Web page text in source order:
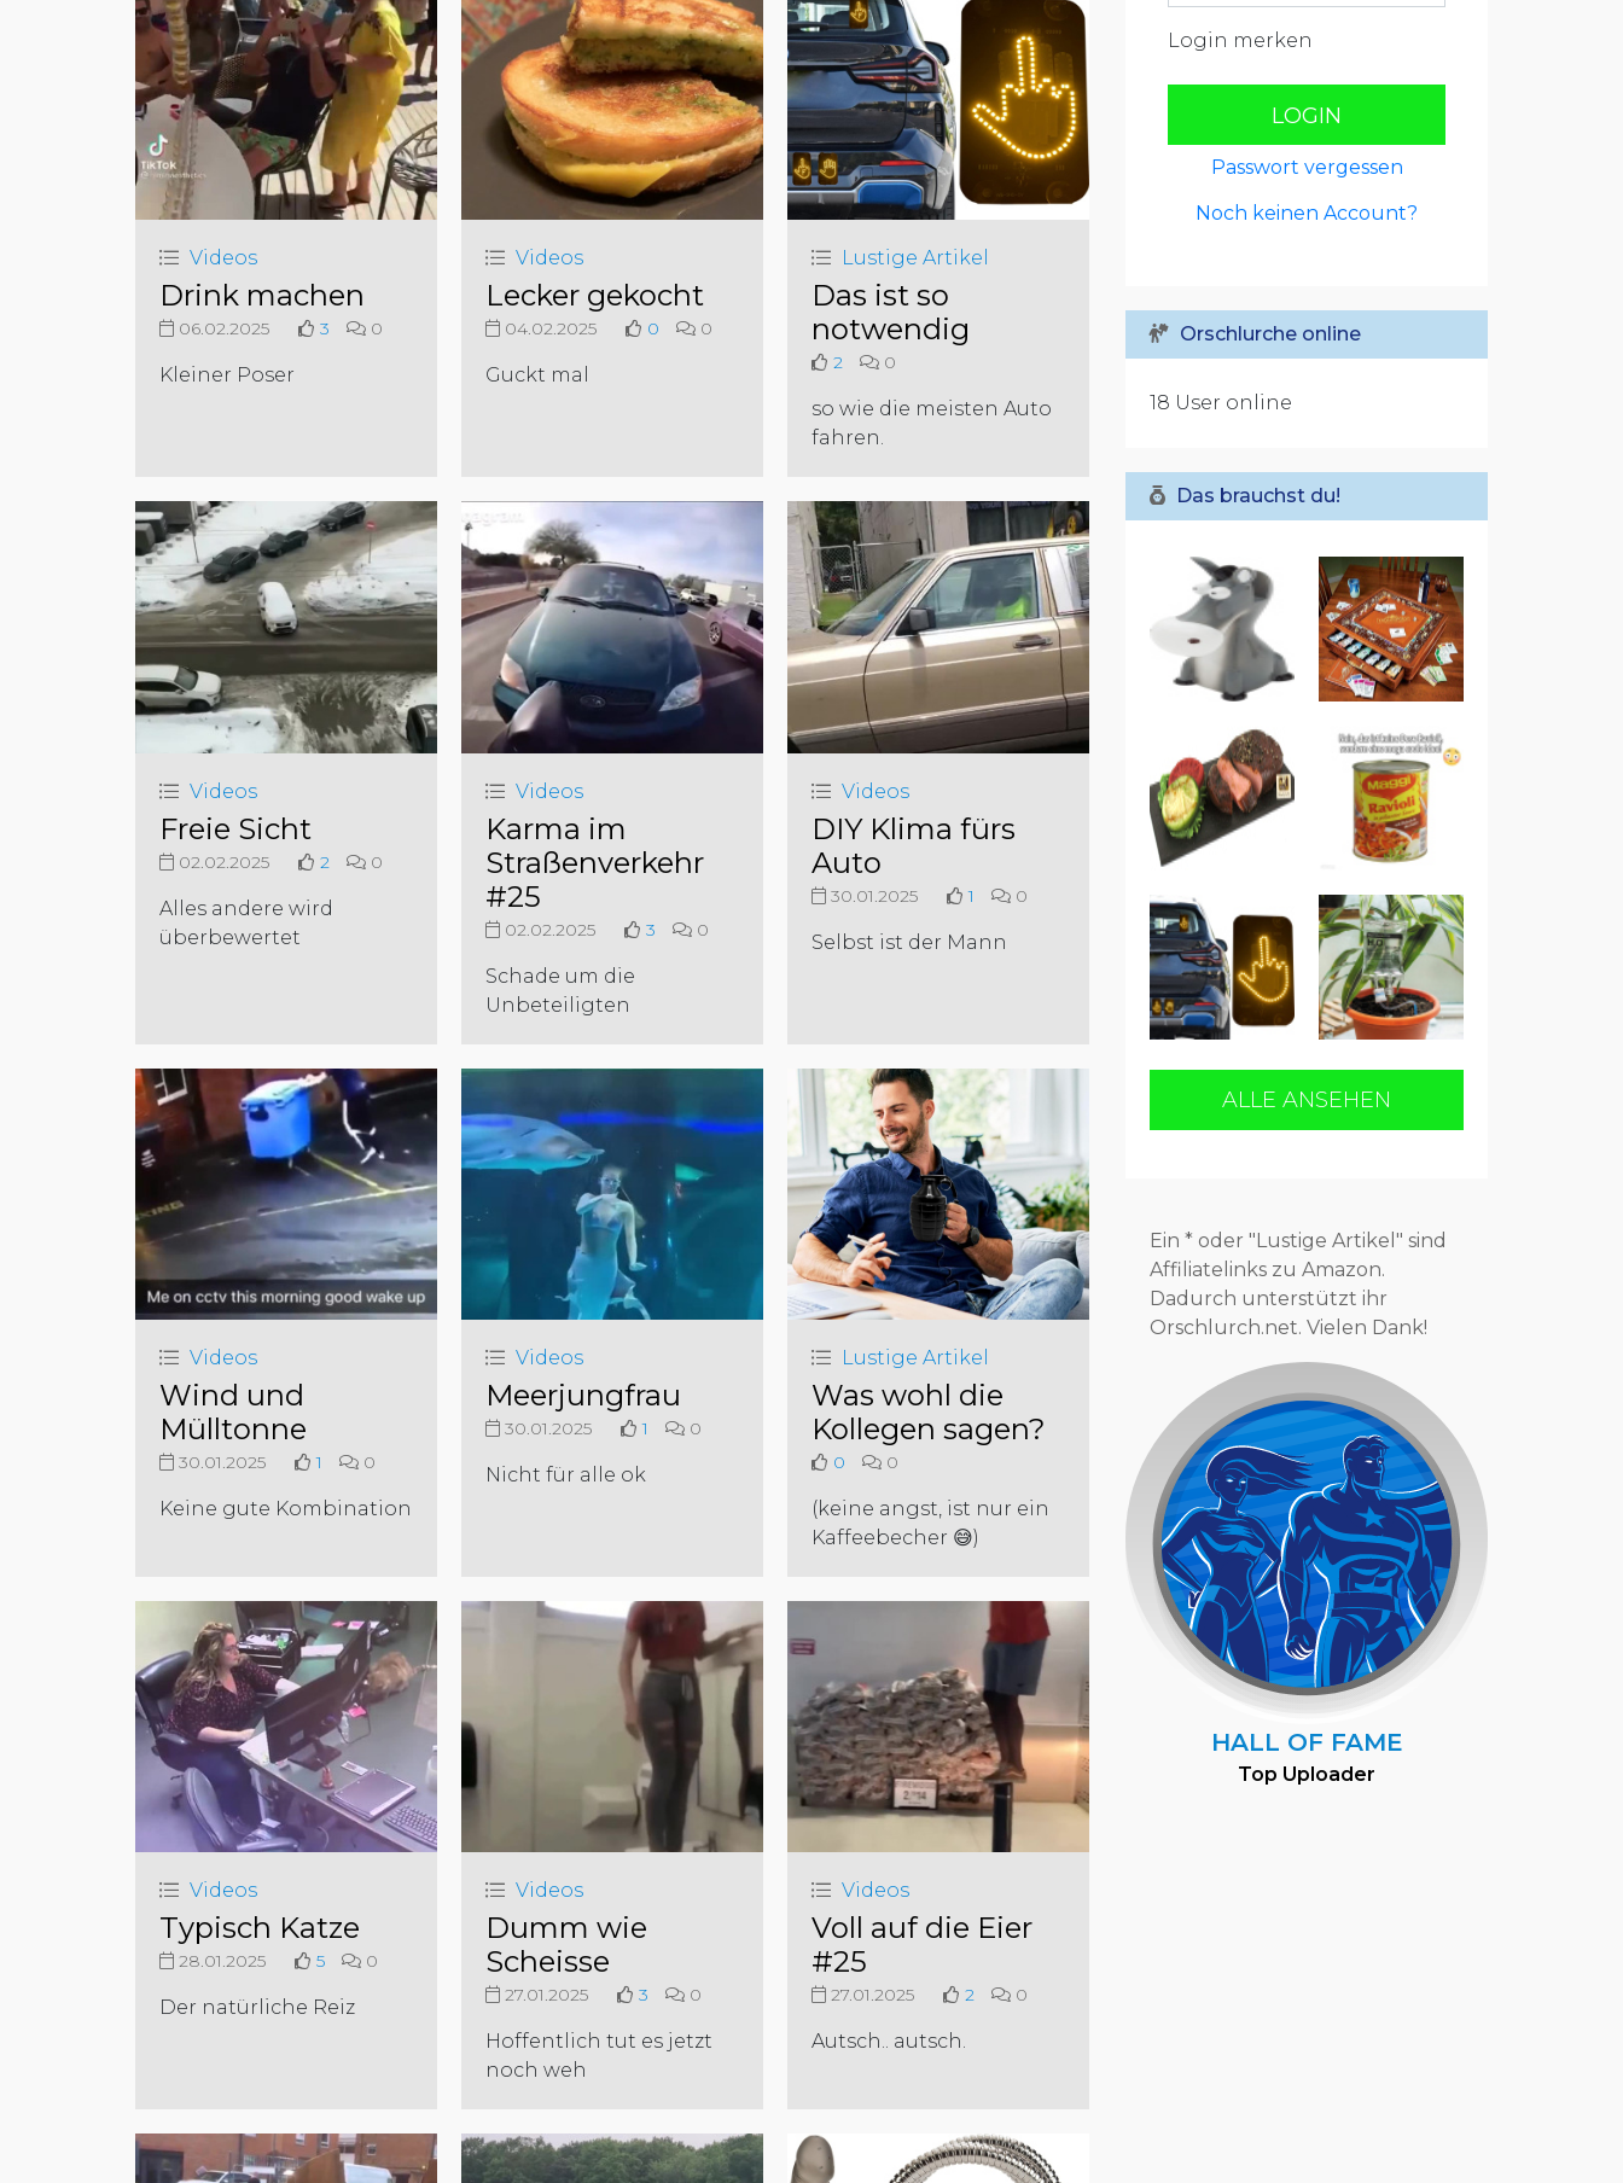
Videos
Drink machen
06.02.2025 3 0
Kleiner Poser
Videos
Lecker gekocht
04.02.2025 0 0
Guckt mal
Lustige Artikel
Das ist so
notwendig
2 0
so wie die meisten Auto
fahren.
Videos
Freie Sicht
02.02.2025 2 0
Alles andere wird
überbewertet
Videos
Karma im
Straßenverkehr
#25
02.02.2025 3 0
Schade um die
Unbeteiligten
Videos
DIY Klima fürs
Auto
30.01.2025 1 0
Selbst ist der Mann
Videos
Wind und
Mülltonne
30.01.2025 1 0
Keine gute Kombination
Videos
Meerjungfrau
30.01.2025 1 0
Nicht für alle ok
Lustige Artikel
Was wohl die
Kollegen sagen?
0 0
(keine angst, ist nur ein
Kaffeebecher 😅)
Videos
Typisch Katze
28.01.2025 5 0
Der natürliche Reiz
Videos
Dumm wie
Scheisse
27.01.2025 3 0
Hoffentlich tut es jetzt
noch weh
Videos
Voll auf die Eier
#25
27.01.2025 2 0
Autsch.. autsch.
Login merken
LOGIN
Passwort vergessen
Noch keinen Account?
Orschlurche online
18 User online
Das brauchst du!
ALLE ANSEHEN
Ein * oder "Lustige Artikel" sind
Affiliatelinks zu Amazon.
Dadurch unterstützt ihr
Orschlurch.net. Vielen Dank!
HALL OF FAME
Top Uploader